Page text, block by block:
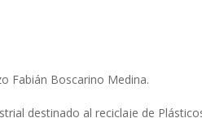
Fabián Boscarino Medina.
destinado al reciclaje de